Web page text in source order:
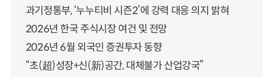
과기정통부, ‘누누티비 시즌2’에 강력 대응 의지 밝혀
2026년 한국 주식시장 여건 및 전망
2026년 6월 외국인 증권투자 동향
“초(超)성장+신(新)공간, 대체불가 산업강국”